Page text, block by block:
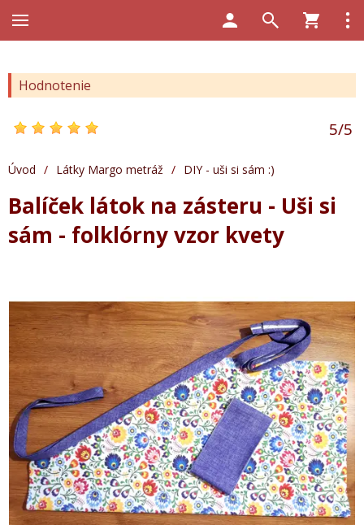
Hodnotenie
5/5
Úvod / Látky Margo metráž / DIY - uši si sám :)
Balíček látok na zásteru - Uši si
sám - folklórny vzor kvety